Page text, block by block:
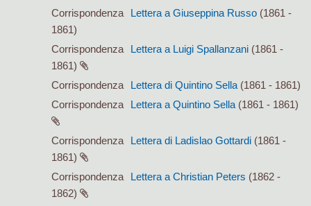
Corrispondenza
Lettera a Giuseppina Russo (1861 -
1861)
Corrispondenza
Lettera a Luigi Spallanzani (1861 -
1861)
Corrispondenza
Lettera di Quintino Sella (1861 - 1861)
Corrispondenza
Lettera a Quintino Sella (1861 - 1861)
Corrispondenza Lettera di Ladislao Gottardi (1861 -
1861)
Corrispondenza
Lettera a Christian Peters (1862 -
1862)